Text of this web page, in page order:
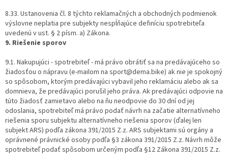
8.33. Ustanovenia čl. 8 týchto reklamačných a obchodných podmienok
výslovne neplatia pre subjekty nespĺňajúce definíciu spotrebiteľa
uvedenú v ust. § 2 písm. a) Zákona.
9. Riešenie sporov
9.1. Nakupujúci - spotrebiteľ - má právo obrátiť sa na predávajúceho so
žiadosťou o nápravu (e-mailom na sport@dema.bike) ak nie je spokojný
so spôsobom, ktorým predávajúci vybavil jeho reklamáciu alebo ak sa
domnieva, že predávajúci porušil jeho práva. Ak predávajúci odpovie na
túto žiadosť zamietavo alebo na ňu neodpovie do 30 dní od jej
odoslania, spotrebiteľ má právo podať návrh na začatie alternatívneho
riešenia sporu subjektu alternatívneho riešenia sporov (ďalej len
subjekt ARS) podľa zákona 391/2015 Z.z. ARS subjektami sú orgány a
oprávnené právnické osoby podľa §3 zákona 391/2015 Z.z. Návrh môže
spotrebiteľ podať spôsobom určeným podľa §12 Zákona 391/2015 Z.z.